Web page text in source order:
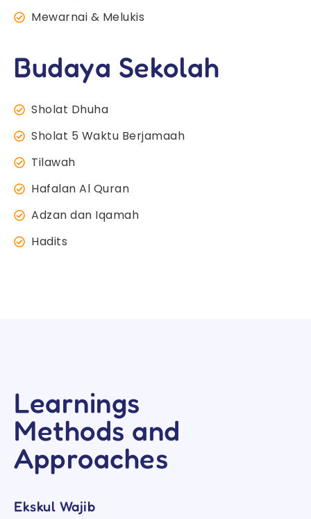
Mewarnai & Melukis
Budaya Sekolah
Sholat Dhuha
Sholat 5 Waktu Berjamaah
Tilawah
Hafalan Al Quran
Adzan dan Iqamah
Hadits
Learnings
Methods and
Approaches
Ekskul Wajib